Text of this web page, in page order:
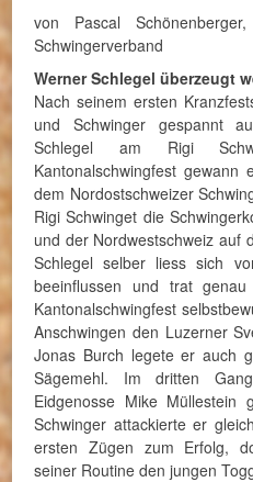
von Pascal
Schwingerverband
Werner Schlegel überzeugt
Nach seinem ersten
und Schwinger gespannt
Schlegel am Rigi
Kantonalschwingfest
dem Nordostschweizer
Rigi Schwinget die
und der Nordwestschweiz auf
Schlegel selber liess sich
beeinflussen und trat
Kantonalschwingfest
Anschwingen den Luzerner
Jonas Burch legete er auch
Sägemehl. Im dritten
Eidgenosse Mike Müllestein
Schwinger attackierte er
ersten Zügen zum Erfolg,
seiner Routine den jungen